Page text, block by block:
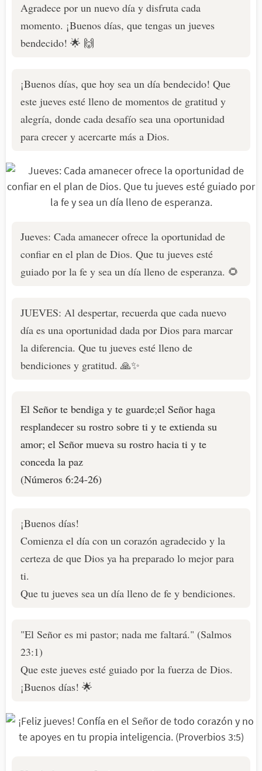
Agradece por un nuevo día y disfruta cada
momento. ¡Buenos días, que tengas un jueves
bendecido! 🌟 🙌
¡Buenos días, que hoy sea un día bendecido! Que
este jueves esté lleno de momentos de gratitud y
alegría, donde cada desafío sea una oportunidad
para crecer y acercarte más a Dios.
Jueves: Cada amanecer ofrece la oportunidad de
confiar en el plan de Dios. Que tu jueves esté
guiado por la fe y sea un día lleno de esperanza. 🌻
JUEVES: Al despertar, recuerda que cada nuevo
día es una oportunidad dada por Dios para marcar
la diferencia. Que tu jueves esté lleno de
bendiciones y gratitud. 🙏✨
El Señor te bendiga y te guarde;el Señor haga
resplandecer su rostro sobre ti y te extienda su
amor; el Señor mueva su rostro hacia ti y te
conceda la paz
(Números 6:24-26)
¡Buenos días!
Comienza el día con un corazón agradecido y la
certeza de que Dios ya ha preparado lo mejor para
ti.
Que tu jueves sea un día lleno de fe y bendiciones.
"El Señor es mi pastor; nada me faltará." (Salmos
23:1)
Que este jueves esté guiado por la fuerza de Dios.
¡Buenos días! 🌟